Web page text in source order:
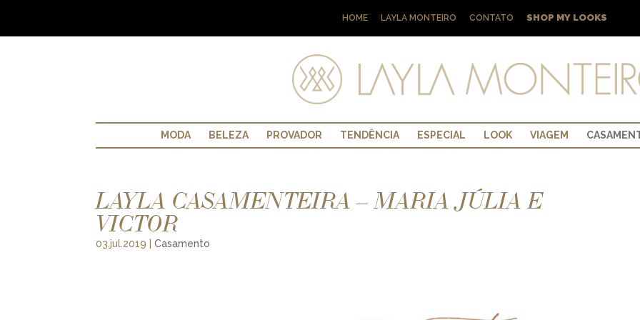
HOME LAYLA MONTEIRO CONTATO SHOP MY LOOKS
MODA BELEZA PROVADOR TENDÊNCIA ESPECIAL LOOK VIAGEM
LAYLA CASAMENTEIRA – MARIA JÚLIA E
VICTOR
03.jul.2019 |Casamento